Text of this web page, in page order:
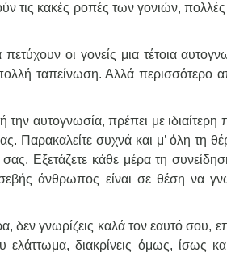
τις κακές ροπές των γονιών,
οι γονείς μια τέτοια
ταπείνωση. Αλλά περισσότερο
την αυτογνωσία, πρέπει με
Παρακαλείτε συχνά και μ’ όλη τη
Εξετάζετε κάθε μέρα τη
άνθρωπος είναι σε θέση να
δεν γνωρίζεις καλά τον εαυτό σου,
ελάττωμα, διακρίνεις όμως, ίσως